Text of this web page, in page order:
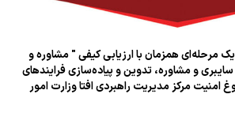
مرحله‌ای همزمان با ارزیابی کیفی " مشاوره و
و مشاوره، تدوین و پیاده‌سازی فرایندهای
امنیت مرکز مدیریت راهبردی افتا وزارت امور